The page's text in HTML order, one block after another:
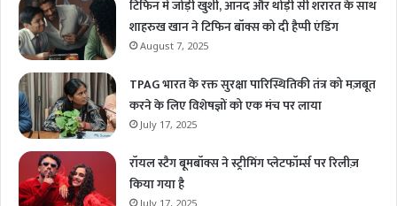
टिफिन में जोड़ी खुशी, आनंद और थोड़ी सी शरारत के साथ
शाहरुख खान ने टिफिन बॉक्स को दी हैप्पी एंडिंग
August 7, 2025
TPAG भारत के रक्त सुरक्षा पारिस्थितिकी तंत्र को मज़बूत
करने के लिए विशेषज्ञों को एक मंच पर लाया
July 17, 2025
रॉयल स्टैग बूमबॉक्स ने स्ट्रीमिंग प्लेटफॉर्म्स पर रिलीज़
किया गया है
July 17, 2025